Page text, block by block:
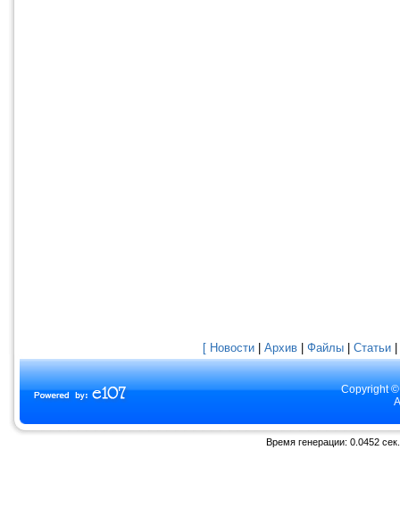
[ Новости Архив Файлы Статьи
Copyright
Время генерации: 0.0452